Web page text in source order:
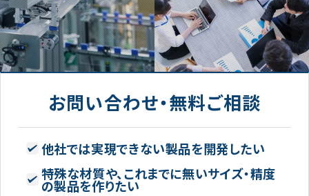
お問い合わせ・無料ご相談
他社では実現できない製品を開発したい
特殊な材質や、これまでに無いサイズ・精度
の製品を作りたい